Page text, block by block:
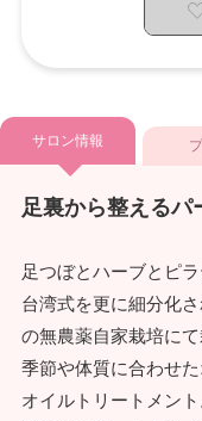
サロン情報
足裏から整えるパ
足つぼとハーブとピラ
台湾式を更に細分化
の無農薬自家栽培に
季節や体質に合わせ
オイルトリートメント